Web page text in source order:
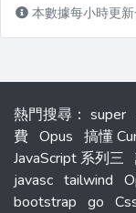
本數據每小時更
熱門搜尋 ： super
費 Opus 搞懂
JavaScript 系列三
javasc tailwind
bootstrap go